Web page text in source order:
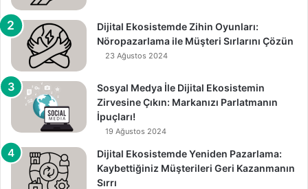
Dijital Ekosistemde Zihin Oyunları:
Nöropazarlama ile Müşteri Sırlarını Çözün
23 Ağustos 2024
Sosyal Medya İle Dijital Ekosistemin
Zirvesine Çıkın: Markanızı Parlatmanın
İpuçları!
19 Ağustos 2024
Dijital Ekosistemde Yeniden Pazarlama:
Kaybettiğiniz Müşterileri Geri Kazanmanın
Sırrı